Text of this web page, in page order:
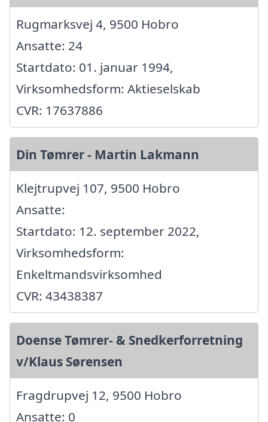
Rugmarksvej 4, 9500 Hobro
Ansatte: 24
Startdato: 01. januar 1994,
Virksomhedsform: Aktieselskab
CVR: 17637886
Din Tømrer - Martin Lakmann
Klejtrupvej 107, 9500 Hobro
Ansatte:
Startdato: 12. september 2022,
Virksomhedsform:
Enkeltmandsvirksomhed
CVR: 43438387
Doense Tømrer- & Snedkerforretning
v/Klaus Sørensen
Fragdrupvej 12, 9500 Hobro
Ansatte: 0